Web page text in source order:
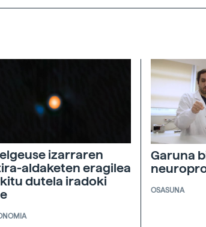
izarraren
aldaketen eragilea
dutela iradoki
Garuna
OSASUNA